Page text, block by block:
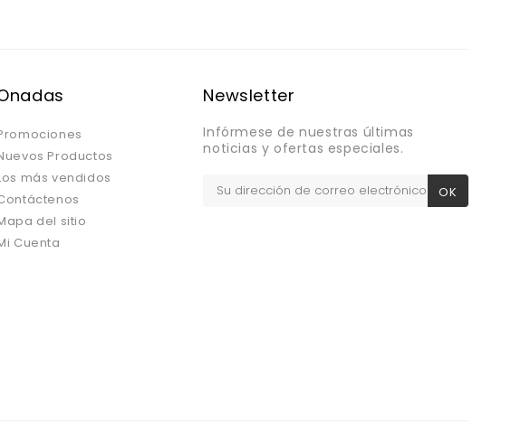
Productos
más vendidos
del sitio
Cuenta
Newsletter
Infórmese de nuestras últimas
noticias y ofertas especiales.